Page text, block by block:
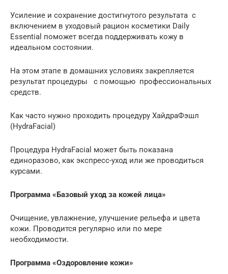
Усиление и сохранение достигнутого результата с
включением в уходовый рацион косметики Daily
Essential поможет всегда поддерживать кожу в
идеальном состоянии.
На этом этапе в домашних условиях закрепляется
результат процедуры с помощью профессиональных
средств.
Как часто нужно проходить процедуру ХайдраФэшл
(HydraFacial)
Процедура HydraFacial может быть показана
единоразово, как экспресс-уход или же проводиться
курсами.
Программа «Базовый уход за кожей лица»
Очищение, увлажнение, улучшение рельефа и цвета
кожи. Проводится регулярно или по мере
необходимости.
Программа «Оздоровление кожи»